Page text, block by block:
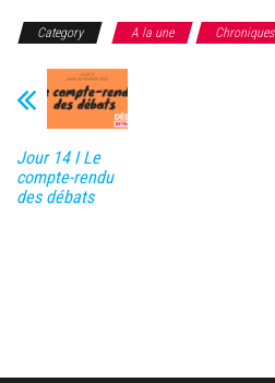
Category A la une Chroniques
Jour 14 I Le
compte-rendu
des débats